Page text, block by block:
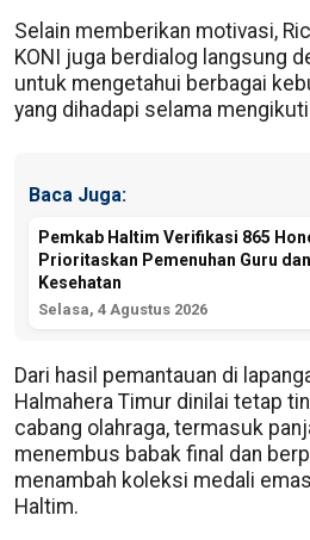
Selain memberikan motivasi,
KONI juga berdialog langsung
untuk mengetahui berbagai
yang dihadapi selama
Baca Juga:
Pemkab Haltim Verifikasi 865
Prioritaskan Pemenuhan Guru
Kesehatan
Selasa, 4 Agustus 2026
Dari hasil pemantauan di
Halmahera Timur dinilai tetap
cabang olahraga, termasuk
menembus babak final dan
menambah koleksi medali
Haltim.